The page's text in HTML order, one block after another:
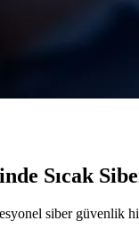
Sıcak
siber güvenlik